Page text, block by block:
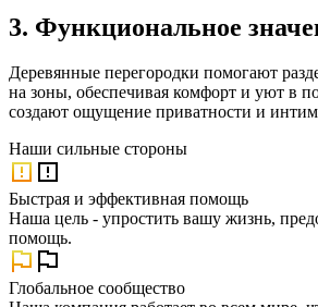
3. Функциональное
Деревянные перегородки помогают
на зоны, обеспечивая комфорт и уют в
создают ощущение приватности и
Наши сильные стороны
Быстрая и эффективная помощь
Наша цель - упростить вашу жизнь,
помощь.
Глобальное сообщество